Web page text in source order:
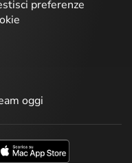
preferenze
oggi